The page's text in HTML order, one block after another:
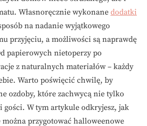
Własnoręcznie wykonanedodatki
na nadanie wyjątkowego
przyjęciu, a możliwości są naprawdę
papierowych nietoperzy po
z naturalnych materiałów – każdy
Warto poświęcić chwilę, by
ozdoby, które zachwycą nie tylko
gości. W tym artykule odkryjesz, jak
przygotować halloweenowe